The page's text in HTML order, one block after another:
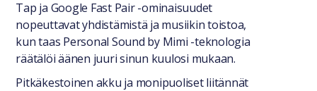
Tap ja Google Fast Pair -ominaisuudet
nopeuttavat yhdistämistä ja musiikin toistoa,
kun taas Personal Sound by Mimi -teknologia
räätälöi äänen juuri sinun kuulosi mukaan.
Pitkäkestoinen akku ja monipuoliset liitännät